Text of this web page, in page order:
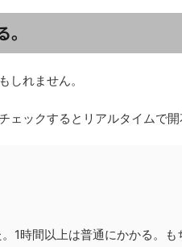
しれません。
ックするとリアルタイムで開
1時間以上は普通にかかる。も